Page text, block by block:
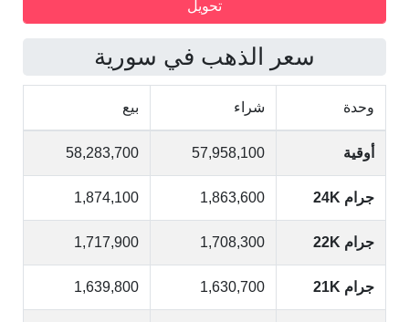
سعر الذهب في سورية
وحدة شراء بيع
أوقية 57,958,100
58,283,700
جرام 24K 1,863,600
1,874,100
جرام 22K 1,708,300
1,717,900
جرام 21K 1,630,700
1,639,800